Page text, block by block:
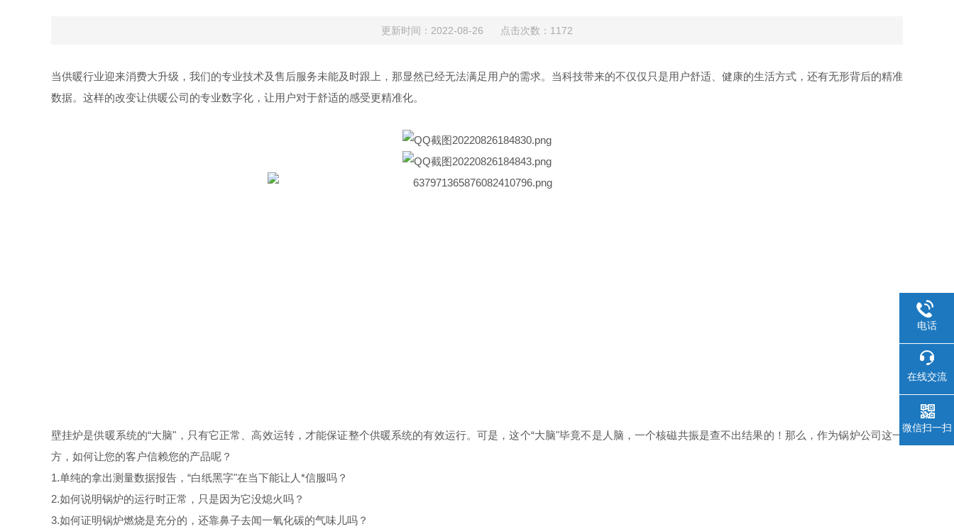
更新时间：2022-08-26 点击次数：1172
当供暖行业迎来消费大升级，我们的专业技术及售后服务未能及时跟上，那显然已经无法满足用户的需求。当科技带来的不仅仅只是用户舒适、健康的生活方式，还有无形背后的精准
数据。这样的改变让供暖公司的专业数字化，让用户对于舒适的感受更精准化。
壁挂炉是供暖系统的“大脑"，只有它正常、高效运转，才能保证整个供暖系统的有效运行。可是，这个“大脑"毕竟不是人脑，一个核磁共振是查不出结果的！那么，作为锅炉公司这一
方，如何让您的客户信赖您的产品呢？
1.单纯的拿出测量数据报告，“白纸黑字"在当下能让人*信服吗？
2.如何说明锅炉的运行时正常，只是因为它没熄火吗？
3.如何证明锅炉燃烧是充分的，还靠鼻子去闻一氧化碳的气味儿吗？
电话
在线交流
微信扫一扫